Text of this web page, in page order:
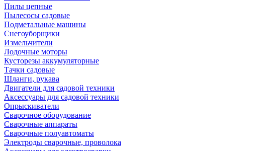
Пилы цепные
Пылесосы садовые
Подметальные машины
Снегоуборщики
Измельчители
Лодочные моторы
Кусторезы аккумуляторные
Тачки садовые
Шланги, рукава
Двигатели для садовой техники
Аксессуары для садовой техники
Опрыскиватели
Сварочное оборудование
Сварочные аппараты
Сварочные полуавтоматы
Электроды сварочные, проволока